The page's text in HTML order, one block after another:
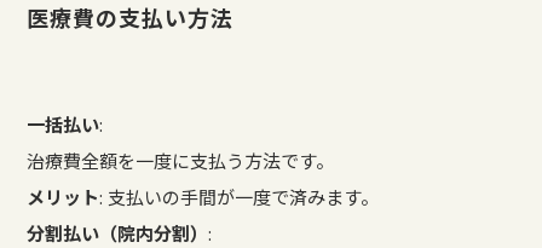
医療費の支払い方法
一括払い:
治療費全額を一度に支払う方法です。
メリット: 支払いの手間が一度で済みます。
分割払い（院内分割）: